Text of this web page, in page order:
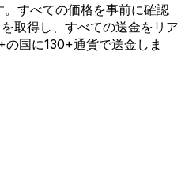
すべての価格を事前に確認
取得し、すべての送金をリア
国に130+通貨で送金しま